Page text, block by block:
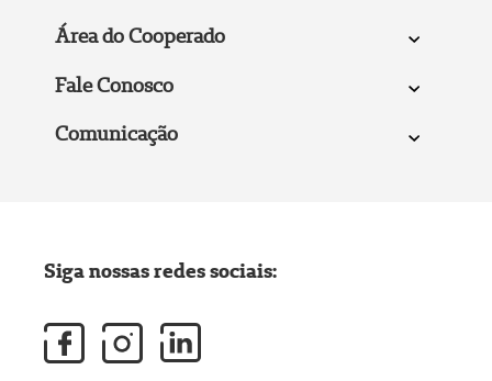
Área do Cooperado
Fale Conosco
Comunicação
Siga nossas redes sociais: